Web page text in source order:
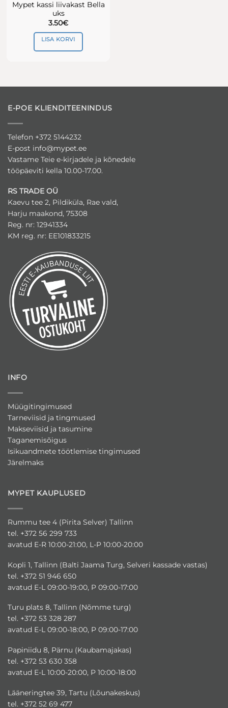
Mypet kassi liivakast Bella
uks
3.50€
LISA KORVI
E-POE KLIENDITEENINDUS
Telefon +372 5144232
E-post info@mypet.ee
Vastame Teie e-kirjadele ja kõnedele
tööpäeviti kella 10.00-17.00.
RS TRADE OÜ
Kaevu tee 2, Pildiküla, Rae vald,
Harju maakond, 75308
Reg. nr: 12941334
KM reg. nr: EE101833215
INFO
Müügitingimused
Tarneviisid ja tingmused
Makseviisid ja tasumine
Taganemisõigus
Isikuandmete töötlemise tingimused
Järelmaks
MYPET KAUPLUSED
Rummu tee 4 (Pirita Selver) Tallinn
tel. +372 56 299 733
avatud E-R 10:00-21:00, L-P 10:00-20:00
Kopli 1, Tallinn (Balti Jaama Turg, Selveri kassade vastas)
tel. +372 51 946 650
avatud E-L 09:00-19:00, P 09:00-17:00
Turu plats 8, Tallinn (Nõmme turg)
tel. +372 53 328 287
avatud E-L 09:00-18:00, P 09:00-17:00
Papiniidu 8, Pärnu (Kaubamajakas)
tel. +372 53 630 358
avatud E-L 10:00-20:00, P 10:00-18:00
Lääneringtee 39, Tartu (Lõunakeskus)
tel. +372 52 69 477